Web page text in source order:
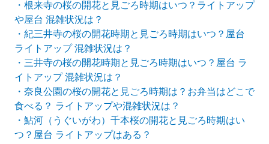
・根来寺の桜の開花と見ごろ時期はいつ？ライトアップ
や屋台 混雑状況は？
・紀三井寺の桜の開花時期と見ごろ時期はいつ？屋台
ライトアップ 混雑状況は？
・三井寺の桜の開花時期と見ごろ時期はいつ？屋台 ラ
イトアップ 混雑状況は？
・奈良公園の桜の開花と見ごろ時期は？お弁当はどこで
食べる？ ライトアップや混雑状況は？
・鮎河（うぐいがわ）千本桜の開花と見ごろ時期はい
つ？屋台 ライトアップはある？